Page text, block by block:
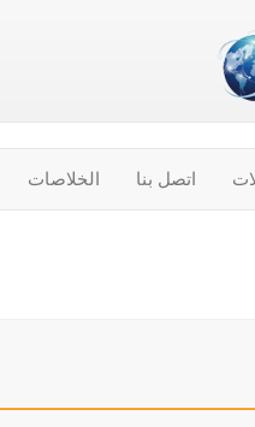
اتصل بنا الخلاصات